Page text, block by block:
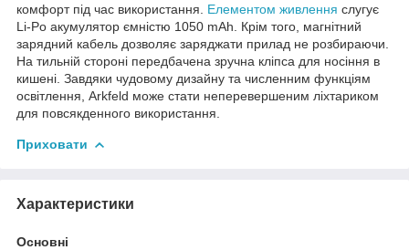
комфорт під час використання. Елементом живлення слугує
Li-Po акумулятор ємністю 1050 mAh. Крім того, магнітний
зарядний кабель дозволяє заряджати прилад не розбираючи.
На тильній стороні передбачена зручна кліпса для носіння в
кишені. Завдяки чудовому дизайну та численним функціям
освітлення, Arkfeld може стати неперевершеним ліхтариком
для повсякденного використання.
Приховати
Характеристики
Основні